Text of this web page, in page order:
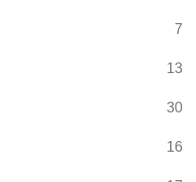
7
13
30
16